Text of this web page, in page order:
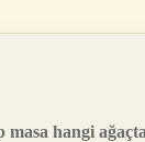
masa hangi